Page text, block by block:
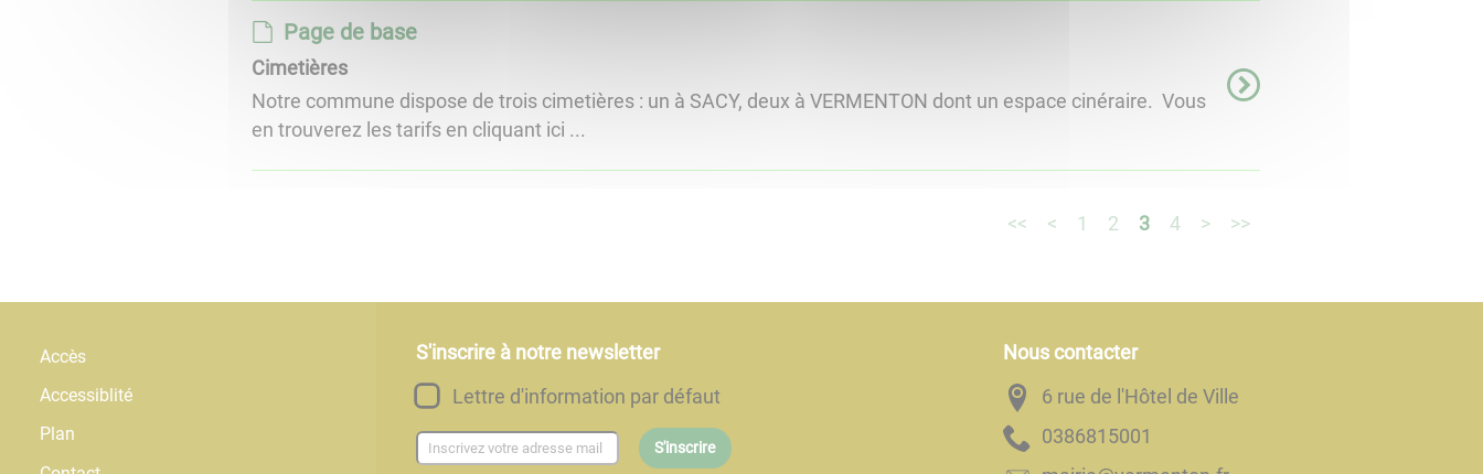
Page de base
Cimetières
Notre commune dispose de trois cimetières : un à SACY, deux à VERMENTON dont un espace cinéraire. Vous
en trouverez les tarifs en cliquant ici ...
<< < 1 2 3 4 > >>
Accès
Accessiblité
Plan
S'inscrire à notre newsletter
Lettre d'information par défaut
S'inscrire
Nous contacter
6 rue de l'Hôtel de Ville
1005186830